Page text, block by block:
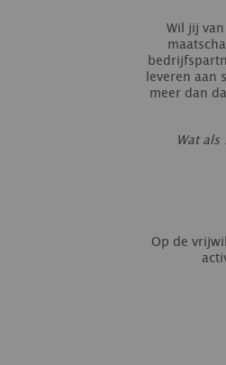
Wil jij
leveren aan
meer dan
Wat
Op de